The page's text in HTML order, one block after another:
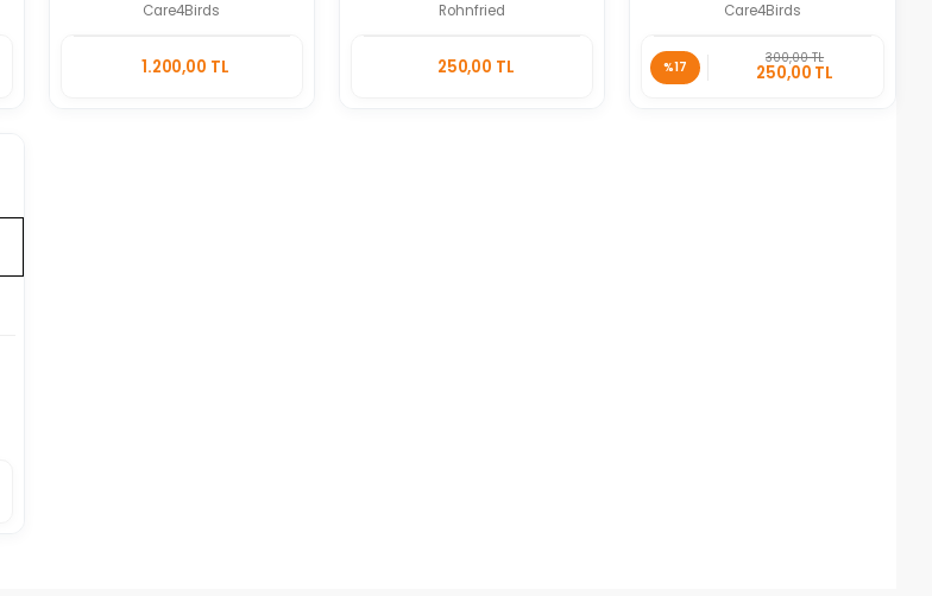
Care4Birds
1.200,00 TL
Rohnfried
250,00 TL
Care4Birds
%17 300,00 TL
250,00 TL
Yok